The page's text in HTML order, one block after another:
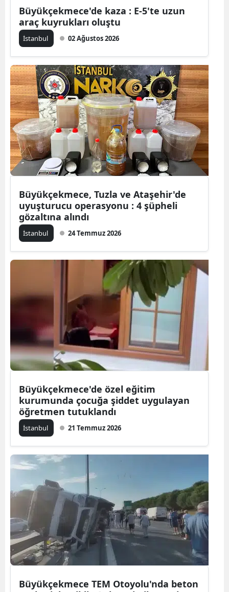
Çorum
Denizli
Diyarbakır
Edirne
Elazığ
Erzincan
Gümüşhane
Hakkari
Hatay
Isparta
Mersin
İstanbul
Kayseri
Kırklareli
Kırşehir
Kocaeli
Konya
Kütahya
Malatya
Büyükçekmece'de kaza : E-5'te uzun
araç kuyrukları oluştu
İstanbul 02 Ağustos 2026
Büyükçekmece, Tuzla ve Ataşehir'de
uyuşturucu operasyonu : 4 şüpheli
gözaltına alındı
İstanbul 24 Temmuz 2026
Büyükçekmece'de özel eğitim
kurumunda çocuğa şiddet uygulayan
öğretmen tutuklandı
İstanbul 21 Temmuz 2026
Büyükçekmece TEM Otoyolu'nda beton